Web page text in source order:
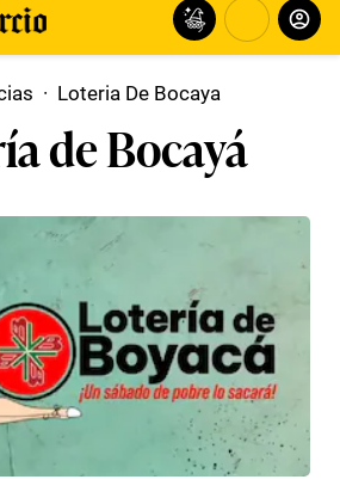
· Loteria De Bocaya
de Bocayá